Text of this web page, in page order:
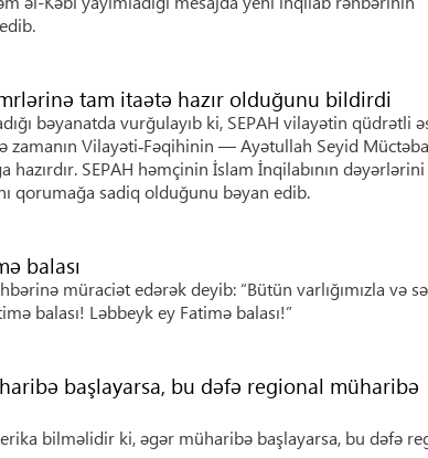
tam itaətə hazır olduğunu bildirdi
bəyanatda vurğulayıb ki, SEPAH vilayətin qüdrətli
Vilayəti‑Fəqihinin — Ayətullah Seyid Müctəba
SEPAH həmçinin İslam İnqilabının
qorumağa sadiq olduğunu bəyan edib.
balası
müraciət edərək deyib: “Bütün varlığımızla və
balası! Ləbbeyk ey Fatimə balası!”
başlayarsa, bu dəfə regional müharibə
bilməlidir ki, əgər müharibə başlayarsa, bu dəfə